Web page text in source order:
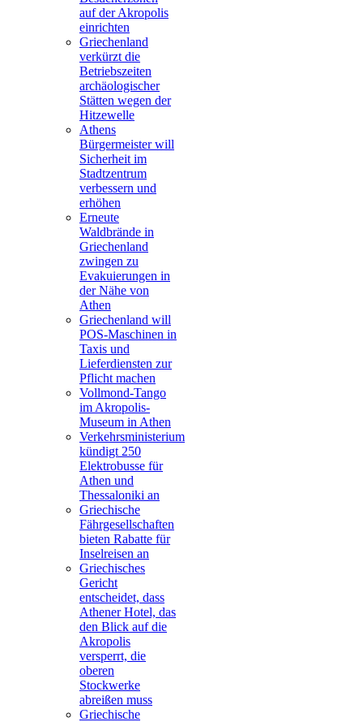
auf der Akropolis
einrichten
Griechenland
verkürzt die
Betriebszeiten
archäologischer
Stätten wegen der
Hitzewelle
Athens
Bürgermeister will
Sicherheit im
Stadtzentrum
verbessern und
erhöhen
Erneute
Waldbrände in
Griechenland
zwingen zu
Evakuierungen in
der Nähe von
Athen
Griechenland will
POS-Maschinen in
Taxis und
Lieferdiensten zur
Pflicht machen
Vollmond-Tango
im Akropolis-
Museum in Athen
Verkehrsministerium
kündigt 250
Elektrobusse für
Athen und
Thessaloniki an
Griechische
Fährgesellschaften
bieten Rabatte für
Inselreisen an
Griechisches
Gericht
entscheidet, dass
Athener Hotel, das
den Blick auf die
Akropolis
versperrt, die
oberen
Stockwerke
abreißen muss
Griechische